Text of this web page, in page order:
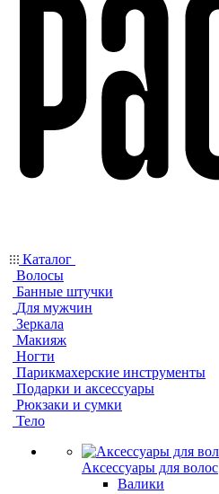
Каталог
Волосы
Банные штучки
Для мужчин
Зеркала
Макияж
Ногти
Парикмахерские инструменты
Подарки и аксессуары
Рюкзаки и сумки
Тело
Аксессуары для волос
Валики